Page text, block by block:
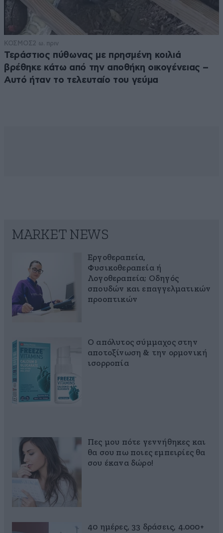
ΚΟΣΜΟΣ2 ω. πριν
Τεράστιος πύθωνας με πρησμένη κοιλιά
βρέθηκε κάτω από την αποθήκη οικογένειας –
Αυτό ήταν το τελευταίο του γεύμα
MARKET NEWS
Εργοθεραπεία,
Φυσικοθεραπεία ή
Λογοθεραπεία; Οδηγός
σπουδών και επαγγελματικών
προοπτικών
Ο απόλυτος σύμμαχος στην
αποτοξίνωση & την ορμονική
ισορροπία
Πες μου πότε γεννήθηκες και
θα σου πω ποιες εμπειρίες θα
σου έκανα δώρο!
40 ημέρες, 33 δράσεις, 4.000+